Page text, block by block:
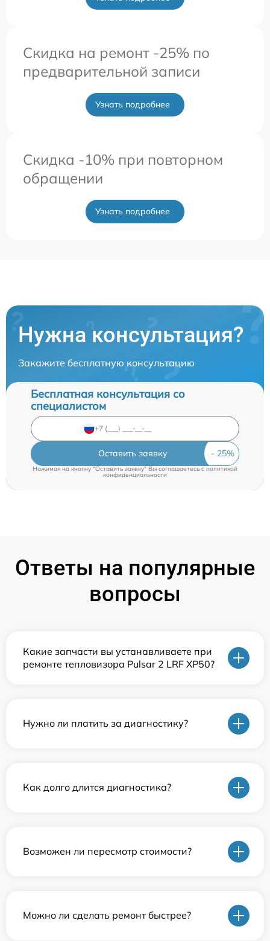
Скидка на ремонт -25% по
предварительной записи
Узнать подробнее
Скидка -10% при повторном
обращении
Узнать подробнее
Нужна консультация?
Закажите бесплатную консультацию
Бесплатная консультация со
специалистом
Оставить заявку
Нажимая на кнопку "Оставить заявку" Вы соглашаетесь cполитикой
конфиденциальности
Ответы на популярные
вопросы
Какие запчасти вы устанавливаете при
ремонте тепловизора Pulsar 2 LRF XP50?
Нужно ли платить за диагностику?
Как долго длится диагностика?
Возможен ли пересмотр стоимости?
Можно ли сделать ремонт быстрее?